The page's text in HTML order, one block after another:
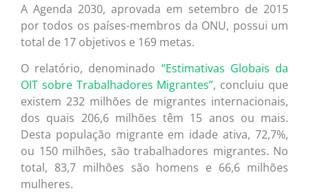
A Agenda 2030, aprovada em setembro de 2015
por todos os países-membros da ONU, possui um
total de 17 objetivos e 169 metas.
O relatório, denominado “Estimativas Globais da
OIT sobre Trabalhadores Migrantes”, concluiu que
existem 232 milhões de migrantes internacionais,
dos quais 206,6 milhões têm 15 anos ou mais.
Desta população migrante em idade ativa, 72,7%,
ou 150 milhões, são trabalhadores migrantes. No
total, 83,7 milhões são homens e 66,6 milhões
mulheres.